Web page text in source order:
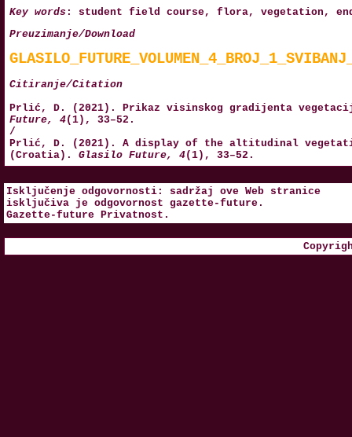
Key words : student field course, flora, vegetation,
Preuzimanje/Download
Citiranje/Citation
Prlić, D. (2021). Prikaz visinskog gradijenta
Future, 4(1), 33–52.
/
Prlić, D. (2021). A display of the altitudinal
(Croatia). Glasilo Future, 4(1), 33–52.
Isključenje odgovornosti: sadržaj ove Web stranice
isključiva je odgovornost gazette-future .
Gazette-future Privatnost .